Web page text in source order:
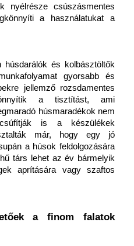
nyélrésze csúszásmentes
a használatukat a
és kolbásztöltők
gyorsabb és
jellemző rozsdamentes
a tisztítást, ami
húsmaradékok nem
is a készülékek
már, hogy egy jó
a húsok feldolgozására
társ lehet az év bármelyik
aprítására vagy szaftos
a finom falatok